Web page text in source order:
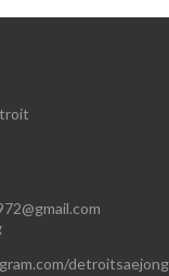
detroitsaejong